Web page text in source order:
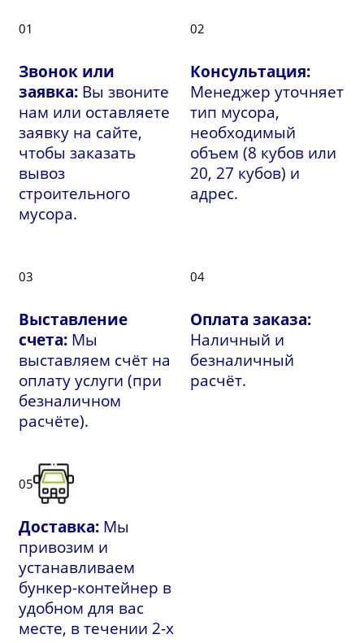
01
Звонок или
заявка: Вы звоните
нам или оставляете
заявку на сайте,
чтобы заказать
вывоз
строительного
мусора.
02
Консультация:
Менеджер уточняет
тип мусора,
необходимый
объем (8 кубов или
20, 27 кубов) и
адрес.
03
Выставление
счета: Мы
выставляем счёт на
оплату услуги (при
безналичном
расчёте).
04
Оплата заказа:
Наличный и
безналичный
расчёт.
05
Доставка: Мы
привозим и
устанавливаем
бункер-контейнер в
удобном для вас
месте, в течении 2-х